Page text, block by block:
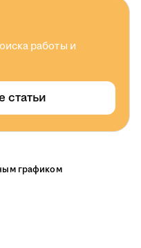
работы и
статьи
графиком